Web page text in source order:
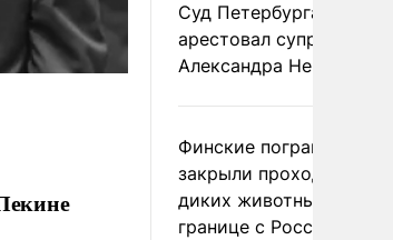
Суд Петербурга заочно
арестовал супругу
Александра Невзорова
Финские пограничники
закрыли проходы для
диких животных на
границе с Россией